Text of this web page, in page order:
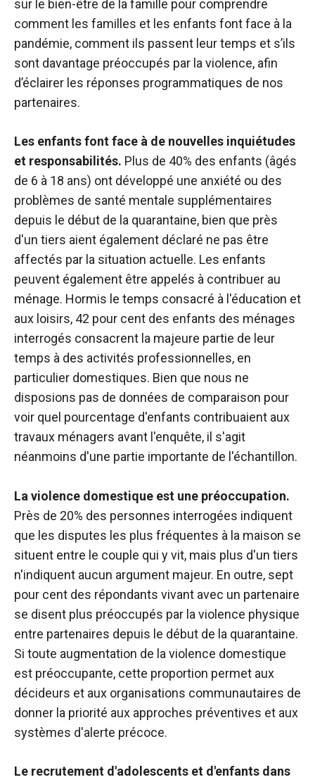
sur le bien-être de la famille pour comprendre
comment les familles et les enfants font face à la
pandémie, comment ils passent leur temps et s’ils
sont davantage préoccupés par la violence, afin
d’éclairer les réponses programmatiques de nos
partenaires.
Les enfants font face à de nouvelles inquiétudes
et responsabilités. Plus de 40% des enfants (âgés
de 6 à 18 ans) ont développé une anxiété ou des
problèmes de santé mentale supplémentaires
depuis le début de la quarantaine, bien que près
d'un tiers aient également déclaré ne pas être
affectés par la situation actuelle. Les enfants
peuvent également être appelés à contribuer au
ménage. Hormis le temps consacré à l'éducation et
aux loisirs, 42 pour cent des enfants des ménages
interrogés consacrent la majeure partie de leur
temps à des activités professionnelles, en
particulier domestiques. Bien que nous ne
disposions pas de données de comparaison pour
voir quel pourcentage d'enfants contribuaient aux
travaux ménagers avant l'enquête, il s'agit
néanmoins d'une partie importante de l'échantillon.
La violence domestique est une préoccupation.
Près de 20% des personnes interrogées indiquent
que les disputes les plus fréquentes à la maison se
situent entre le couple qui y vit, mais plus d'un tiers
n'indiquent aucun argument majeur. En outre, sept
pour cent des répondants vivant avec un partenaire
se disent plus préoccupés par la violence physique
entre partenaires depuis le début de la quarantaine.
Si toute augmentation de la violence domestique
est préoccupante, cette proportion permet aux
décideurs et aux organisations communautaires de
donner la priorité aux approches préventives et aux
systèmes d'alerte précoce.
Le recrutement d'adolescents et d'enfants dans